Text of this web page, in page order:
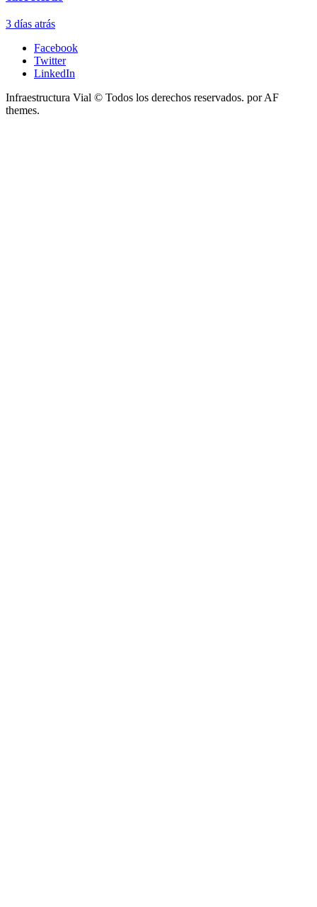
3 días atrás
Facebook
Twitter
LinkedIn
Infraestructura Vial © Todos los derechos reservados. por AF
themes.